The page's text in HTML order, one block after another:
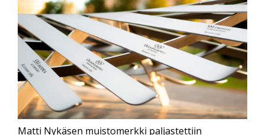
Matti Nykäsen muistomerkki paljastettiin